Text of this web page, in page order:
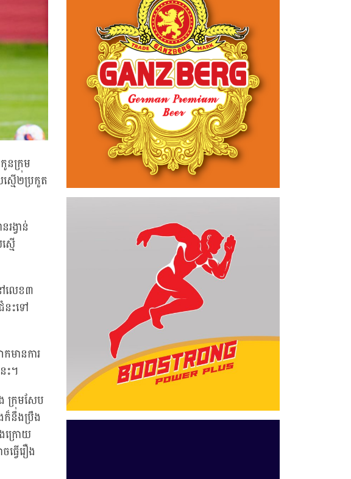
នក្រុម
មើ២ប្រកួត
ង្វាន់
មើ
លេខ៣
នះទៅ
មានការ
ះ។
ក្រុមសែប
ក៏នឹងប្រឹង
ក្រោយ
វើរឿង